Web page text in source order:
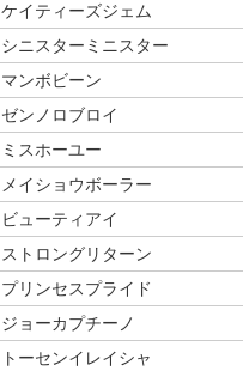
ケイティーズジェム
シニスターミニスター
マンボビーン
ゼンノロブロイ
ミスホーユー
メイショウボーラー
ビューティアイ
ストロングリターン
プリンセスプライド
ジョーカプチーノ
トーセンイレイシャ